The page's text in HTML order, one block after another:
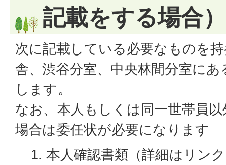
記載をする場合）
次に記載している必要なものを
舎、渋谷分室、中央林間分室に
します。
なお、本人もしくは同一世帯員
場合は委任状が必要になります
本人確認書類（詳細はリン